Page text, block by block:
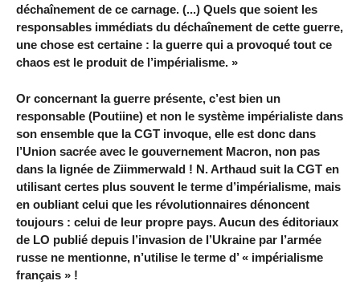
déchaînement de ce carnage. (...) Quels que soient les
responsables immédiats du déchaînement de cette guerre,
une chose est certaine : la guerre qui a provoqué tout ce
chaos est le produit de l’impérialisme. »
Or concernant la guerre présente, c’est bien un
responsable (Poutiine) et non le système impérialiste dans
son ensemble que la CGT invoque, elle est donc dans
l’Union sacrée avec le gouvernement Macron, non pas
dans la lignée de Ziimmerwald ! N. Arthaud suit la CGT en
utilisant certes plus souvent le terme d’impérialisme, mais
en oubliant celui que les révolutionnaires dénoncent
toujours : celui de leur propre pays. Aucun des éditoriaux
de LO publié depuis l’invasion de l’Ukraine par l’armée
russe ne mentionne, n’utilise le terme d’ « impérialisme
français » !